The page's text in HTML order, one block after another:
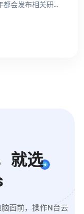
会发布相关研
就选
面前，操作N台云